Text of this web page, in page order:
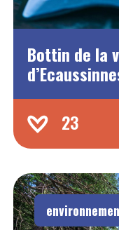
Bottin de la
23